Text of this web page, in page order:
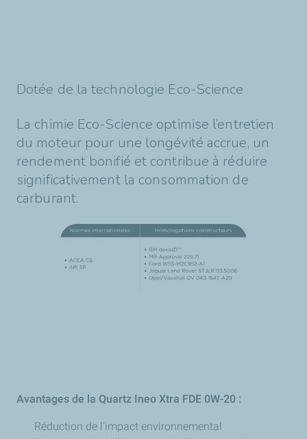
Dotée de la technologie Eco-Science
La chimie Eco-Science optimise l’entretien
du moteur pour une longévité accrue, un
rendement bonifié et contribue à réduire
significativement la consommation de
carburant.
Avantages de la Quartz Ineo Xtra FDE 0W-20 :
Réduction de l'impact environnemental